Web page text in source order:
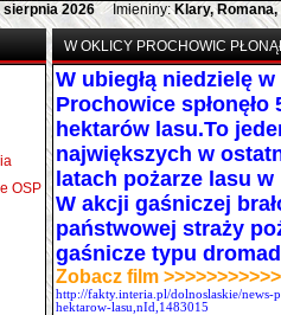
sierpnia 2026 Imieniny:Klary,
OSP
W OKLICY PROCHOWIC
W ubiegłą niedzielę
Prochowice spłonęło
hektarów lasu.To
największych w
latach pożarze lasu
W akcji gaśniczej
państwowej straży
gaśnicze typu
Zobacz film
http://fakty.interia.pl/dolnoslaskie/
hektarow-lasu,nId,1483015